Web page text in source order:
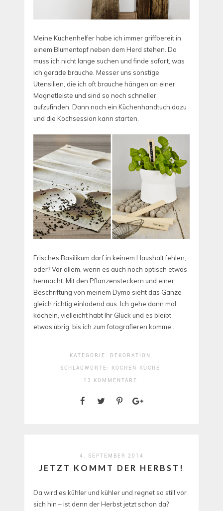
Meine Küchenhelfer habe ich immer griffbereit in
einem Blumentopf neben dem Herd stehen. Da
muss ich nicht lange suchen und finde sofort, was
ich gerade brauche. Messer uns sonstige
Utensilien, die ich oft brauche hängen an einer
Magnetleiste und sind so noch schneller
aufzufinden. Dann noch ein Küchenhandtuch dazu
und die Kochsession kann starten.
Frisches Basilikum darf in keinem Haushalt fehlen,
oder? Vor allem, wenn es auch noch optisch etwas
hermacht. Mit den Pflanzensteckern und einer
Beschriftung von meinem Dymo sieht das Ganze
gleich richtig einladend aus. Ich gehe dann mal
köcheln, vielleicht habt Ihr Glück und es bleibt
etwas übrig, bis ich zum fotografieren komme…
KATEGORIE: DEKORATION
SCHLAGWORTE: KOCHEN
KÜCHE
13 KOMMENTARE
4. SEPTEMBER 2014
JETZT KOMMT DER HERBST!
Da wird es kühler und kühler und regnet so still vor
sich hin – ist denn der Herbst jetzt schon da?